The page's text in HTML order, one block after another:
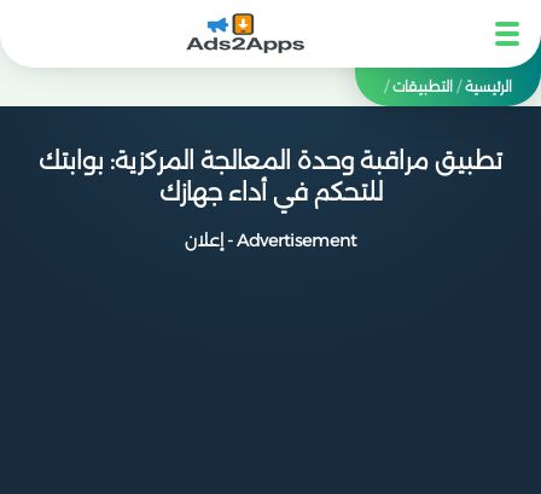
الرئيسية/ التطبيقات/
تطبيق مراقبة وحدة المعالجة المركزية: بوابتك
للتحكم في أداء جهازك
Advertisement - إعلان